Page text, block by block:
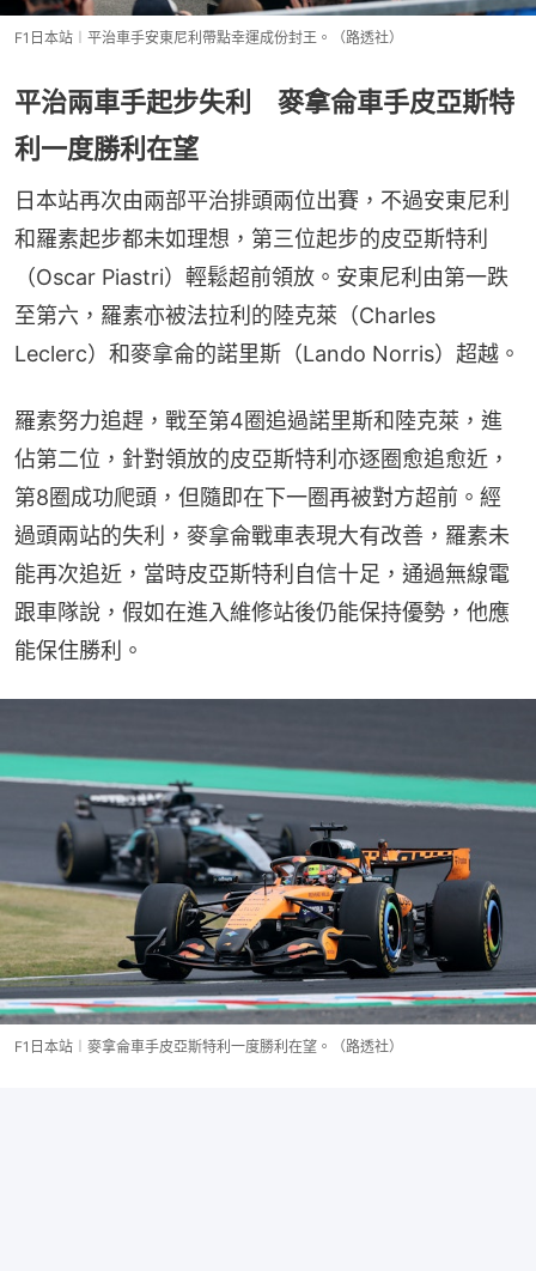
F1日本站︱平治車手安東尼利帶點幸運成份封王。（路透社）
平治兩車手起步失利 麥拿侖車手皮亞斯特
利一度勝利在望
日本站再次由兩部平治排頭兩位出賽，不過安東尼利
和羅素起步都未如理想，第三位起步的皮亞斯特利
（Oscar Piastri）輕鬆超前領放。安東尼利由第一跌
至第六，羅素亦被法拉利的陸克萊（Charles
Leclerc）和麥拿侖的諾里斯（Lando Norris）超越。
羅素努力追趕，戰至第4圈追過諾里斯和陸克萊，進
佔第二位，針對領放的皮亞斯特利亦逐圈愈追愈近，
第8圈成功爬頭，但隨即在下一圈再被對方超前。經
過頭兩站的失利，麥拿侖戰車表現大有改善，羅素未
能再次追近，當時皮亞斯特利自信十足，通過無線電
跟車隊說，假如在進入維修站後仍能保持優勢，他應
能保住勝利。
F1日本站︱麥拿侖車手皮亞斯特利一度勝利在望。（路透社）